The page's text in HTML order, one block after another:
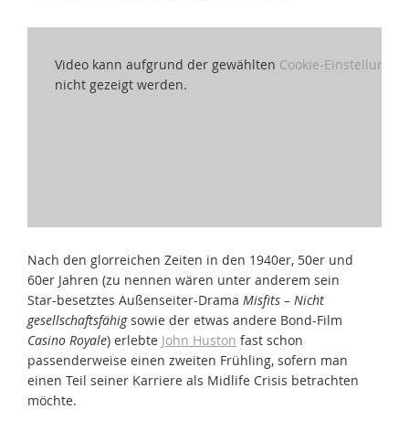
Video kann aufgrund der gewählten Cookie-Einstellungen
nicht gezeigt werden.
Nach den glorreichen Zeiten in den 1940er, 50er und
60er Jahren (zu nennen wären unter anderem sein
Star-besetztes Außenseiter-Drama Misfits – Nicht
gesellschaftsfähigsowie der etwas andere Bond-Film
Casino Royale) erlebte John Huston fast schon
passenderweise einen zweiten Frühling, sofern man
einen Teil seiner Karriere als Midlife Crisis betrachten
möchte.